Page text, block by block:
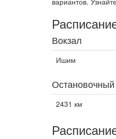
Вокзал
Ишим
Остановочный
2431 км